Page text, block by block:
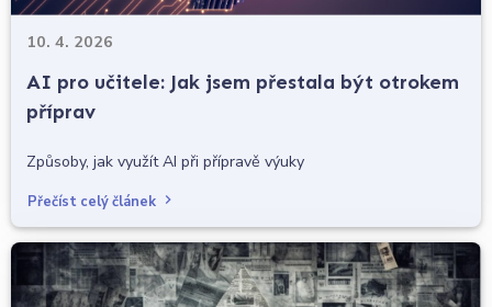
10. 4. 2026
AI pro učitele: Jak jsem přestala být otrokem
příprav
Způsoby, jak využít AI při přípravě výuky
Přečíst celý článek